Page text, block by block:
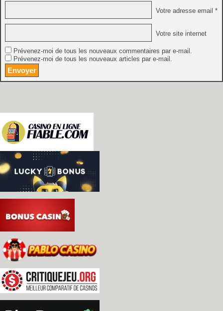
Votre adresse email *
Votre site internet
Prévenez-moi de tous les nouveaux commentaires par e-mail.
Prévenez-moi de tous les nouveaux articles par e-mail.